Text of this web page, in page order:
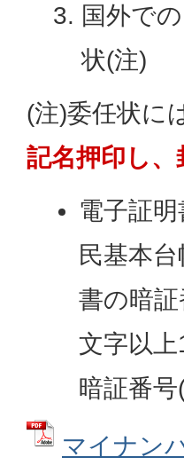
国外で
状(注)
(注)委任状に
記名押印し
電子証
民基本
書の暗
文字以
暗証番
マイナン